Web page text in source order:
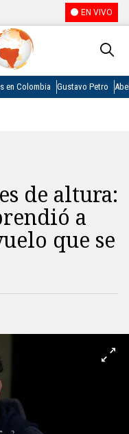
EN VIVO
en Colombia Gustavo Petro
de altura:
a
que se